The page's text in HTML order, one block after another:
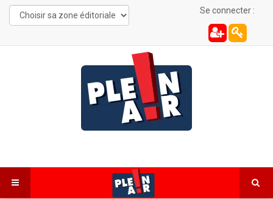
Se connecter :